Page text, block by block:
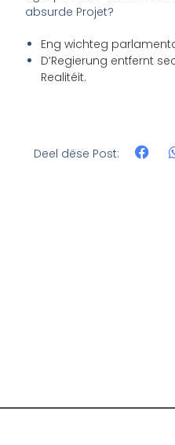
absurde Projet?
Eng wichteg
D’Regierung entfernt
Realitéit.
Deel dëse Post: